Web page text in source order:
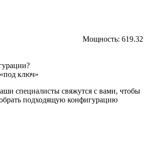
Мощность: 619.32
ключ»
специалисты свяжутся с вами, чтобы
подходящую конфигурацию